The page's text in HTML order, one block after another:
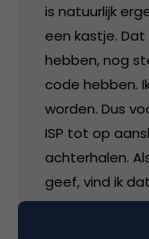
is natuurlijk
een kastje.
hebben, nog
code hebben.
worden. Dus
ISP tot op
achterhalen.
geef, vind ik
de